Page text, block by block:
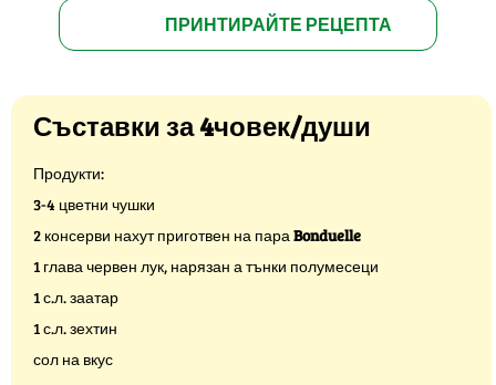
ПРИНТИРАЙТЕ РЕЦЕПТА
Съставки за 4човек/души
Продукти:
3-4 цветни чушки
2 консерви нахут приготвен на параBonduelle
1 глава червен лук, нарязан а тънки полумесеци
1 с.л. заатар
1 с.л. зехтин
сол на вкус